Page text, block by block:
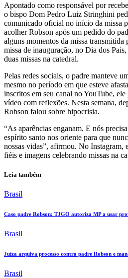
Apontado como responsável por
o bispo Dom Pedro Luiz Stringhini
comunicado oficial no início da missa
acolher Robson após um pedido do
alguns momentos da missa
missa de inauguração, no Dia dos
duas missas na catedral.
Pelas redes sociais, o padre manteve
mesmo no período em que esteve
inscritos em seu canal no YouTube,
vídeo com reflexões. Nesta semana,
Robson falou sobre hipocrisia.
“As aparências enganam. E nós
espírito santo nos oriente para que
nossas vidas”, afirmou. No Instagram,
fiéis e imagens celebrando missas na
Leia também
Brasil
Caso padre Robson: TJGO autoriza MP a usar
Brasil
Juíza arquiva processo contra padre Robson e
Brasil